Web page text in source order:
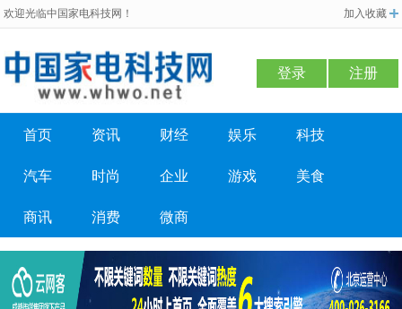
欢迎光临中国家电科技网！ 加入收藏
登录 注册
首页 资讯 财经 娱乐 科技
汽车 时尚 企业 游戏 美食
商讯 消费 微商